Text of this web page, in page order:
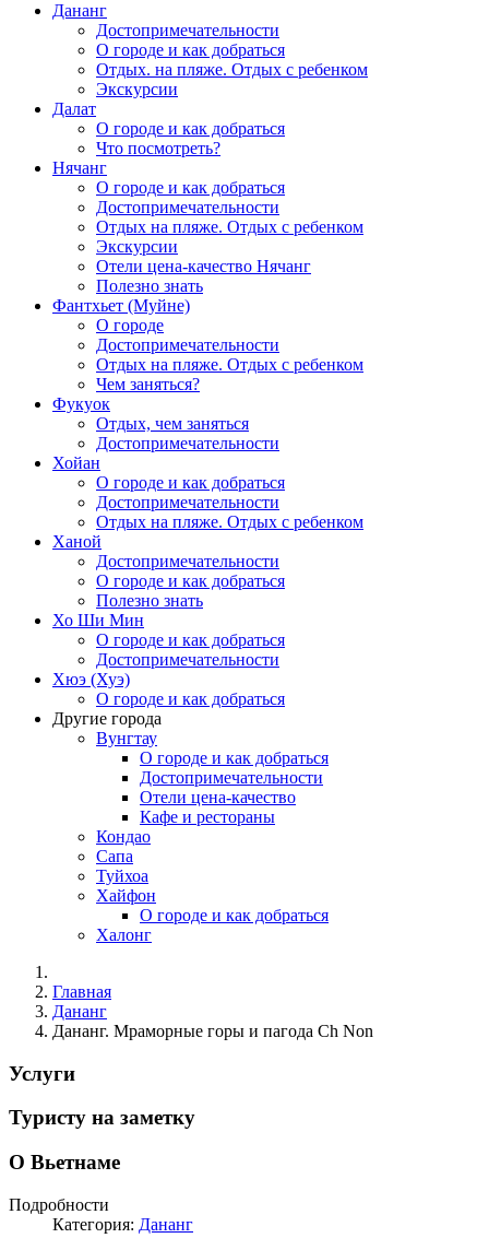
Дананг
Достопримечательности
О городе и как добраться
Отдых. на пляже. Отдых с ребенком
Экскурсии
Далат
О городе и как добраться
Что посмотреть?
Нячанг
О городе и как добраться
Достопримечательности
Отдых на пляже. Отдых с ребенком
Экскурсии
Отели цена-качество Нячанг
Полезно знать
Фантхьет (Муйне)
О городе
Достопримечательности
Отдых на пляже. Отдых с ребенком
Чем заняться?
Фукуок
Отдых, чем заняться
Достопримечательности
Хойан
О городе и как добраться
Достопримечательности
Отдых на пляже. Отдых с ребенком
Ханой
Достопримечательности
О городе и как добраться
Полезно знать
Хо Ши Мин
О городе и как добраться
Достопримечательности
Хюэ (Хуэ)
О городе и как добраться
Другие города
Вунгтау
О городе и как добраться
Достопримечательности
Отели цена-качество
Кафе и рестораны
Кондао
Сапа
Туйхоа
Хайфон
О городе и как добраться
Халонг
Главная
Дананг
Дананг. Мраморные горы и пагода Ch Non
Услуги
Туристу на заметку
О Вьетнаме
Подробности
Категория: Дананг